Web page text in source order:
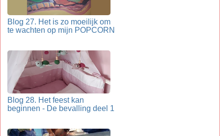
Blog 27. Het is zo moeilijk om
te wachten op mijn POPCORN
Blog 28. Het feest kan
beginnen - De bevalling deel 1